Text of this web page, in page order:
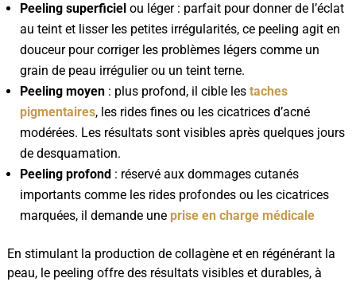
Peeling superficiel ou léger : parfait pour donner de l’éclat
au teint et lisser les petites irrégularités, ce peeling agit en
douceur pour corriger les problèmes légers comme un
grain de peau irrégulier ou un teint terne.
Peeling moyen: plus profond, il cible les taches
pigmentaires, les rides fines ou les cicatrices d’acné
modérées. Les résultats sont visibles après quelques jours
de desquamation.
Peeling profond : réservé aux dommages cutanés
importants comme les rides profondes ou les cicatrices
marquées, il demande une prise en charge médicale
En stimulant la production de collagène et en régénérant la
peau, le peeling offre des résultats visibles et durables, à